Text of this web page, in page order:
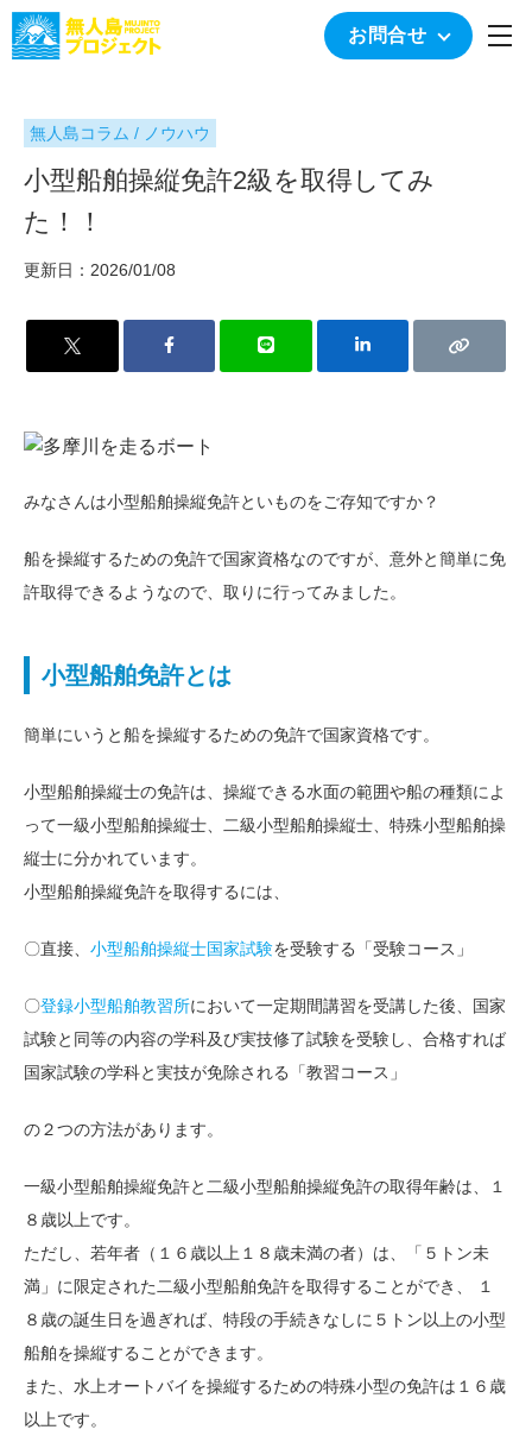
お問合せ
無人島コラム / ノウハウ
小型船舶操縦免許2級を取得してみ
た！！
更新日：2026/01/08
みなさんは小型船舶操縦免許といものをご存知ですか？
船を操縦するための免許で国家資格なのですが、意外と簡単に免
許取得できるようなので、取りに行ってみました。
小型船舶免許とは
簡単にいうと船を操縦するための免許で国家資格です。
小型船舶操縦士の免許は、操縦できる水面の範囲や船の種類によ
って一級小型船舶操縦士、二級小型船舶操縦士、特殊小型船舶操
縦士に分かれています。
小型船舶操縦免許を取得するには、
〇直接、 小型船舶操縦士国家試験を受験する「受験コース」
〇登録小型船舶教習所において一定期間講習を受講した後、国家
試験と同等の内容の学科及び実技修了試験を受験し、合格すれば
国家試験の学科と実技が免除される「教習コース」
の２つの方法があります。
一級小型船舶操縦免許と二級小型船舶操縦免許の取得年齢は、１
８歳以上です。
ただし、若年者（１６歳以上１８歳未満の者）は、「５トン未
満」に限定された二級小型船舶免許を取得することができ、 １
８歳の誕生日を過ぎれば、特段の手続きなしに５トン以上の小型
船舶を操縦することができます。
また、水上オートバイを操縦するための特殊小型の免許は１６歳
以上です。